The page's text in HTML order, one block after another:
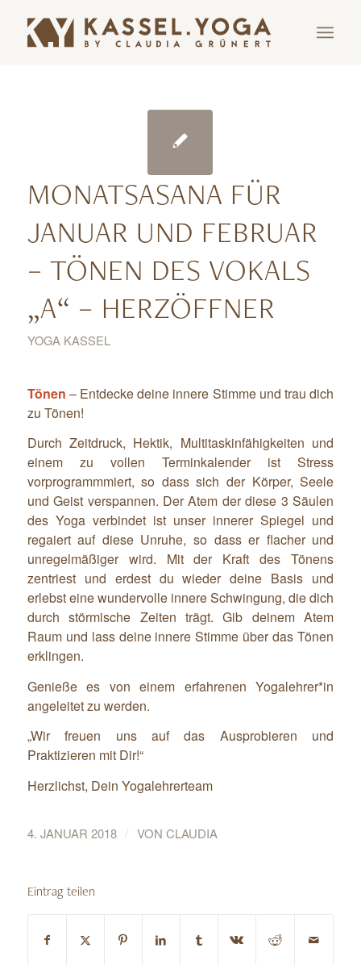
MONATSASANA FÜR
JANUAR UND FEBRUAR
– TÖNEN DES VOKALS
„A“ – HERZÖFFNER
YOGA KASSEL
Tönen – Entdecke deine innere Stimme und trau dich
zu Tönen!
Durch Zeitdruck, Hektik, Multitaskinfähigkeiten und
einem zu vollen Terminkalender ist Stress
vorprogrammmiert, so dass sich der Körper, Seele
und Geist verspannen. Der Atem der diese 3 Säulen
des Yoga verbindet ist unser innerer Spiegel und
regaiert auf diese Unruhe, so dass er flacher und
unregelmäßiger wird. Mit der Kraft des Tönens
zentriest und erdest du wieder deine Basis und
erlebst eine wundervolle innere Schwingung, die dich
durch störmische Zeiten trägt. Gib deinem Atem
Raum und lass deine innere Stimme über das Tönen
erklingen.
Genieße es von einem erfahrenen Yogalehrer*in
angeleitet zu werden.
„Wir freuen uns auf das Ausprobieren und
Praktizieren mit Dir!“
Herzlichst, Dein Yogalehrerteam
4. JANUAR 2018 / VON CLAUDIA
Eintrag teilen